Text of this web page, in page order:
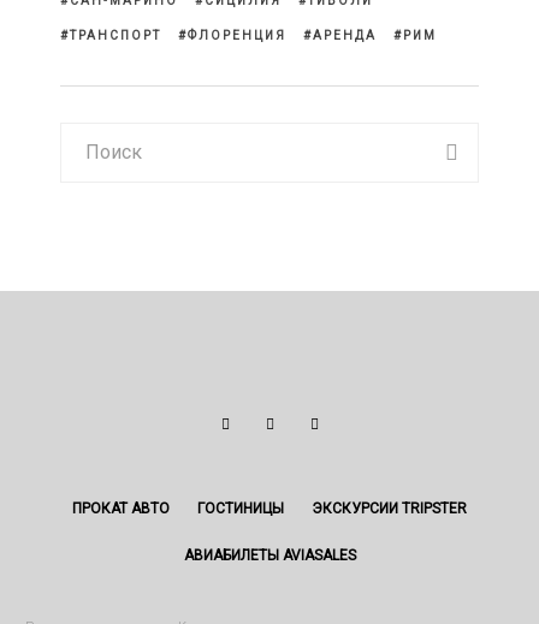
ТРАНСПОРТ ФЛОРЕНЦИЯ АРЕНДА РИМ
ПРОКАТ АВТО ГОСТИНИЦЫ ЭКСКУРСИИ TRIPSTER
АВИАБИЛЕТЫ AVIASALES